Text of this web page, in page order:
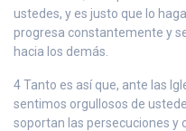
ustedes, y es justo que lo
progresa constantemente y
hacia los demás.
4 Tanto es así que, ante las
sentimos orgullosos de
soportan las persecuciones y